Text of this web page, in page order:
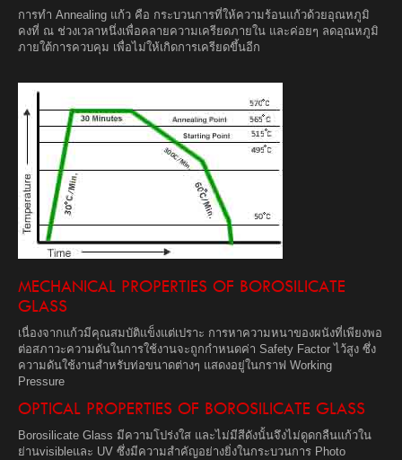
การทำ Annealing แก้ว คือ กระบวนการที่ให้ความร้อนแก้วด้วยอุณหภูมิ
คงที่ ณ ช่วงเวลาหนึ่งเพื่อคลายความเครียดภายใน และค่อยๆ ลดอุณหภูมิ
ภายใต้การควบคุม เพื่อไม่ให้เกิดการเครียดขึ้นอีก
MECHANICAL PROPERTIES OF BOROSILICATE
GLASS
เนื่องจากแก้วมีคุณสมบัติแข็งแต่เปราะ การหาความหนาของผนังที่เพียงพอ
ต่อสภาวะความดันในการใช้งานจะถูกกำหนดค่า Safety Factor ไว้สูง ซึ่ง
ความดันใช้งานสำหรับท่อขนาดต่างๆ แสดงอยู่ในกราฟ Working
Pressure
OPTICAL PROPERTIES OF BOROSILICATE GLASS
Borosilicate Glass มีความโปร่งใส และไม่มีสีดังนั้นจึงไม่ดูดกลืนแก้วใน
ย่านvisibleและ UV ซึ่งมีความสำคัญอย่างยิ่งในกระบวนการ Photo